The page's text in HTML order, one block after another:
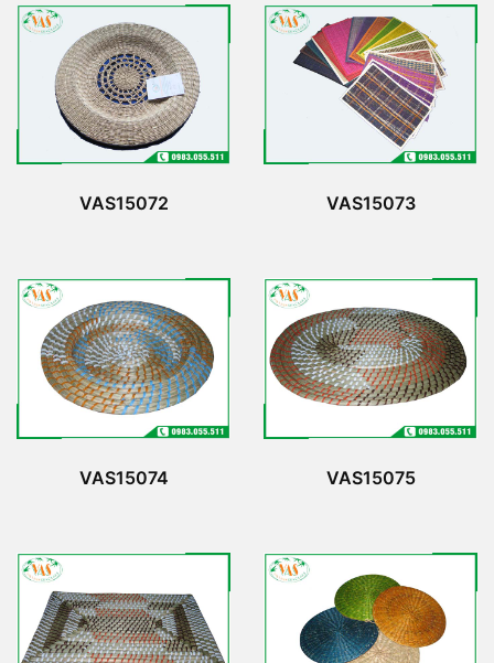
VAS15072 VAS15073
VAS15074 VAS15075